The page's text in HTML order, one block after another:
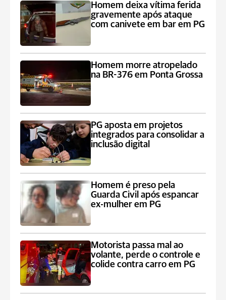
Homem deixa vítima ferida
gravemente após ataque
com canivete em bar em PG
Homem morre atropelado
na BR-376 em Ponta Grossa
PG aposta em projetos
integrados para consolidar a
inclusão digital
Homem é preso pela
Guarda Civil após espancar
ex-mulher em PG
Motorista passa mal ao
volante, perde o controle e
colide contra carro em PG